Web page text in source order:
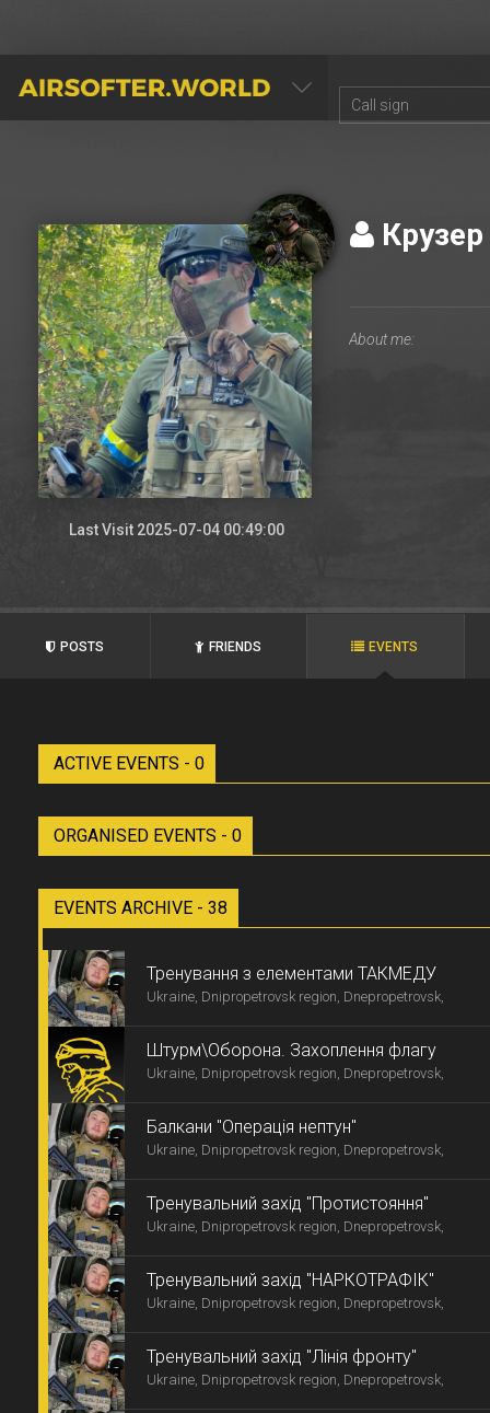
AIRSOFTER.WORLD
Last Visit 2025-07-04 00:49:00
Крузер
POSTS FRIENDS EVENTS
ACTIVE EVENTS - 0
ORGANISED EVENTS - 0
EVENTS ARCHIVE - 38
Тренування з елементами ТАКМЕДУ
Ukraine, Dnipropetrovsk region, Dnepropetrovsk,
Штурм\Оборона. Захоплення флагу
Ukraine, Dnipropetrovsk region, Dnepropetrovsk,
Балкани "Операція нептун"
Ukraine, Dnipropetrovsk region, Dnepropetrovsk,
Тренувальний захід "Протистояння"
Ukraine, Dnipropetrovsk region, Dnepropetrovsk,
Тренувальний захід "НАРКОТРАФІК"
Ukraine, Dnipropetrovsk region, Dnepropetrovsk,
Тренувальний захід "Лінія фронту"
Ukraine, Dnipropetrovsk region, Dnepropetrovsk,